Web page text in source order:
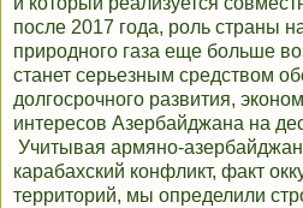
после 2017 года, роль страны
природного газа еще больше
станет серьезным средством
долгосрочного развития,
интересов Азербайджана на
Учитывая армяно-
карабахский конфликт, факт
территорий, мы определили